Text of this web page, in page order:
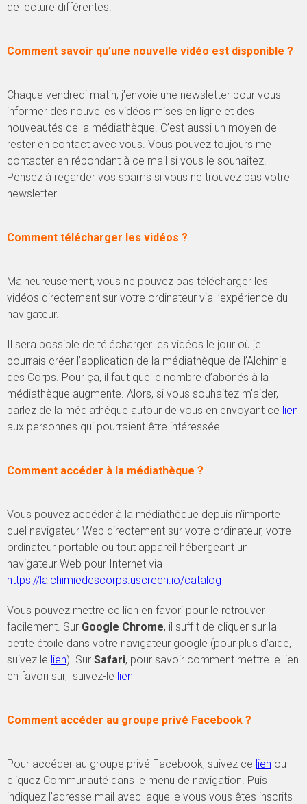
de lecture différentes.
Comment savoir qu’une nouvelle vidéo est disponible ?
Chaque vendredi matin, j’envoie une newsletter pour vous
informer des nouvelles vidéos mises en ligne et des
nouveautés de la médiathèque. C’est aussi un moyen de
rester en contact avec vous. Vous pouvez toujours me
contacter en répondant à ce mail si vous le souhaitez.
Pensez à regarder vos spams si vous ne trouvez pas votre
newsletter.
Comment télécharger les vidéos ?
Malheureusement, vous ne pouvez pas télécharger les
vidéos directement sur votre ordinateur via l’expérience du
navigateur.
Il sera possible de télécharger les vidéos le jour où je
pourrais créer l’application de la médiathèque de l’Alchimie
des Corps. Pour ça, il faut que le nombre d’abonés à la
médiathèque augmente. Alors, si vous souhaitez m’aider,
parlez de la médiathèque autour de vous en envoyant ce lien
aux personnes qui pourraient être intéressée.
Comment accéder à la médiathèque ?
Vous pouvez accéder à la médiathèque depuis n’importe
quel navigateur Web directement sur votre ordinateur, votre
ordinateur portable ou tout appareil hébergeant un
navigateur Web pour Internet via
https://lalchimiedescorps.uscreen.io/catalog
Vous pouvez mettre ce lien en favori pour le retrouver
facilement. Sur Google Chrome, il suffit de cliquer sur la
petite étoile dans votre navigateur google (pour plus d’aide,
suivez le lien). Sur Safari, pour savoir comment mettre le lien
en favori sur, suivez-le lien
Comment accéder au groupe privé Facebook ?
Pour accéder au groupe privé Facebook, suivez ce lien ou
cliquez Communauté dans le menu de navigation. Puis
indiquez l’adresse mail avec laquelle vous vous êtes inscrits